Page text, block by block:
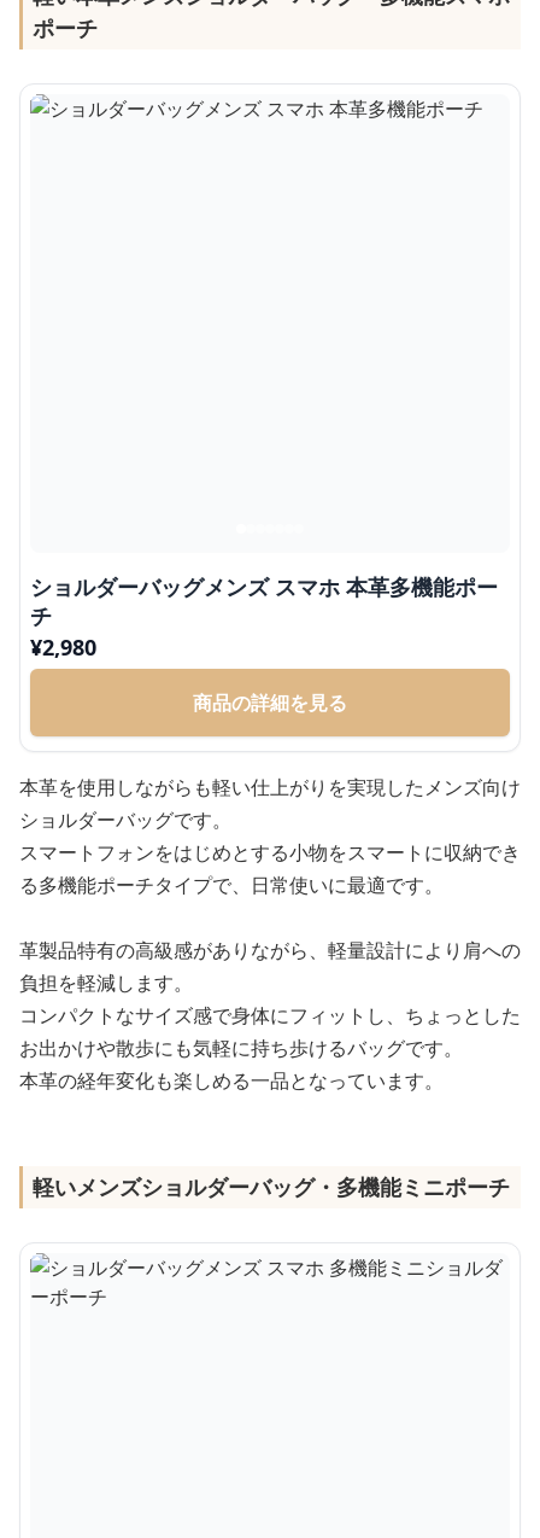
ポーチ
ショルダーバッグメンズ スマホ 本革多機能ポー
チ
¥2,980
商品の詳細を見る
本革を使用しながらも軽い仕上がりを実現したメンズ向け
ショルダーバッグです。
スマートフォンをはじめとする小物をスマートに収納でき
る多機能ポーチタイプで、日常使いに最適です。
革製品特有の高級感がありながら、軽量設計により肩への
負担を軽減します。
コンパクトなサイズ感で身体にフィットし、ちょっとした
お出かけや散歩にも気軽に持ち歩けるバッグです。
本革の経年変化も楽しめる一品となっています。
軽いメンズショルダーバッグ・多機能ミニポーチ